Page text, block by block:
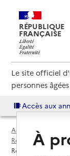
RÉPUBLIQUE
FRANÇAISE
Le site officiel
personnes
Accès aux
Accueil
Résidences
Résidence
À